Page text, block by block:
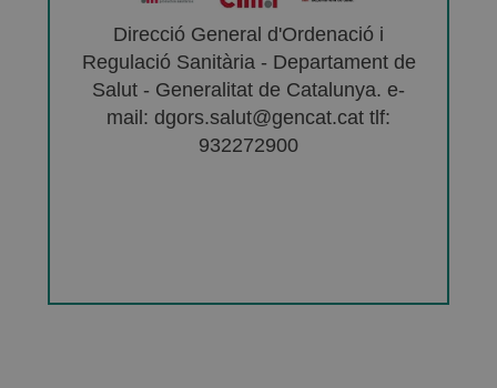
Direcció General d'Ordenació i
Regulació Sanitària - Departament de
Salut - Generalitat de Catalunya. e-
mail: dgors.salut@gencat.cat tlf:
932272900